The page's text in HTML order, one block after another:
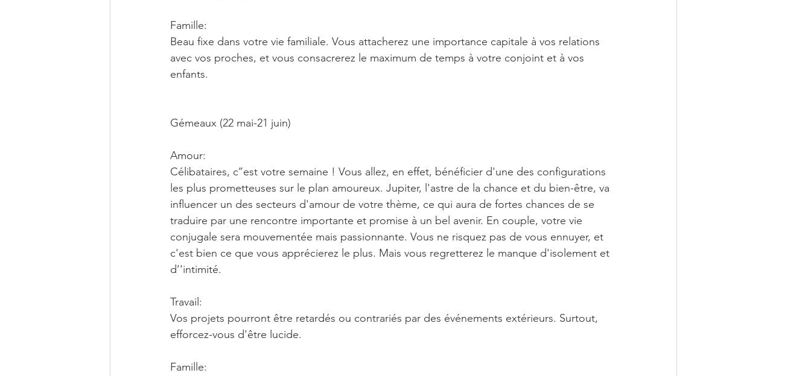
Famille:
Beau fixe dans votre vie familiale. Vous attacherez une importance capitale à vos relations
avec vos proches, et vous consacrerez le maximum de temps à votre conjoint et à vos
enfants.
Gémeaux (22 mai-21 juin)
Amour:
Célibataires, c’’est votre semaine ! Vous allez, en effet, bénéficier d'une des configurations
les plus prometteuses sur le plan amoureux. Jupiter, l'astre de la chance et du bien-être, va
influencer un des secteurs d'amour de votre thème, ce qui aura de fortes chances de se
traduire par une rencontre importante et promise à un bel avenir. En couple, votre vie
conjugale sera mouvementée mais passionnante. Vous ne risquez pas de vous ennuyer, et
c'est bien ce que vous apprécierez le plus. Mais vous regretterez le manque d'isolement et
d’'intimité.
Travail:
Vos projets pourront être retardés ou contrariés par des événements extérieurs. Surtout,
efforcez-vous d'être lucide.
Famille: